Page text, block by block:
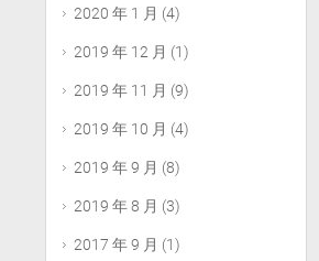
2020 年 1 月 (4)
2019 年 12 月 (1)
2019 年 11 月 (9)
2019 年 10 月 (4)
2019 年 9 月 (8)
2019 年 8 月 (3)
2017 年 9 月 (1)